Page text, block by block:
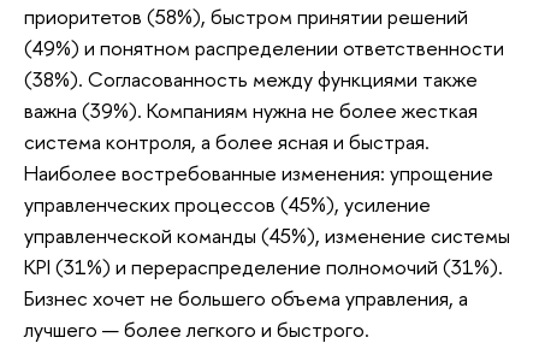
приоритетов (58%), быстром принятии решений
(49%) и понятном распределении ответственности
(38%). Согласованность между функциями также
важна (39%). Компаниям нужна не более жесткая
система контроля, а более ясная и быстрая.
Наиболее востребованные изменения: упрощение
управленческих процессов (45%), усиление
управленческой команды (45%), изменение системы
KPI (31%) и перераспределение полномочий (31%).
Бизнес хочет не большего объема управления, а
лучшего — более легкого и быстрого.